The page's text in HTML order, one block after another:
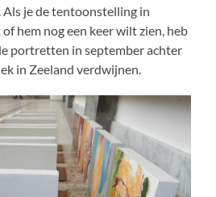
Als je de tentoonstelling in
hem nog een keer wilt zien, heb
portretten in september achter
in Zeeland verdwijnen.